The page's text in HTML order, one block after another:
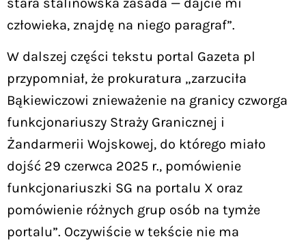
człowieka, znajdę na niego paragraf”.
W dalszej części tekstu portal Gazeta pl
przypomniał, że prokuratura „zarzuciła
Bąkiewiczowi znieważenie na granicy czworga
funkcjonariuszy Straży Granicznej i
Żandarmerii Wojskowej, do którego miało
dojść 29 czerwca 2025 r., pomówienie
funkcjonariuszki SG na portalu X oraz
pomówienie różnych grup osób na tymże
portalu”. Oczywiście w tekście nie ma